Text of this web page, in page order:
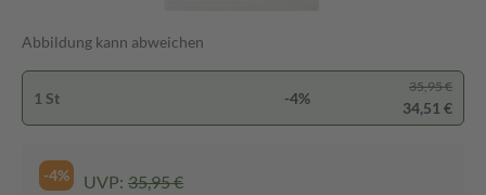
Abbildung kann abweichen
1 St -4%
35,95 €
34,51 €
-4% UVP: 35,95 €